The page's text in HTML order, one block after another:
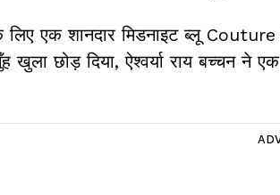
एक शानदार मिडनाइट ब्लू
खुला छोड़ दिया, ऐश्वर्या राय बच्चन ने